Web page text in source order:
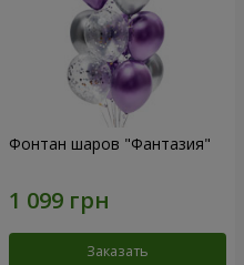
Фонтан шаров "Фантазия"
Заказать